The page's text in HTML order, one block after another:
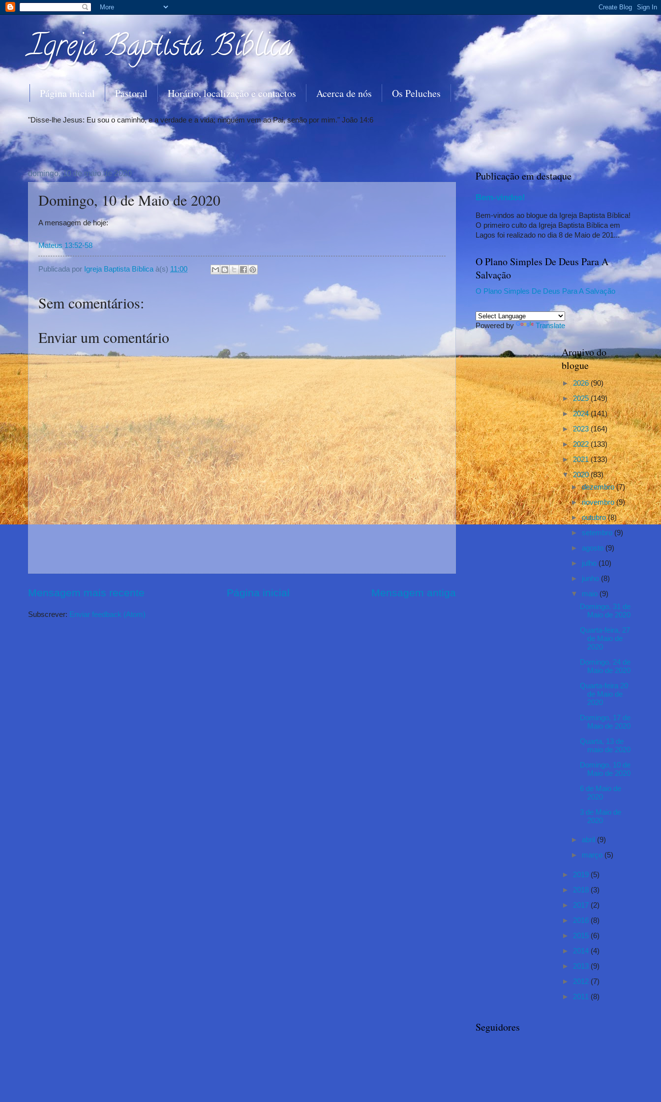
Igreja Baptista Bíblica
Página inicial Pastoral Horário, localização e contactos Acerca de nós Os Peluches
"Disse-lhe Jesus: Eu sou o caminho, e a verdade e a vida; ninguém vem ao Pai, senão por mim." João 14:6
domingo, 10 de maio de 2020
Domingo, 10 de Maio de 2020
A mensagem de hoje:
Mateus 13:52-58
Publicada por Igreja Baptista Bíblica à(s) 11:00
Sem comentários:
Enviar um comentário
Mensagem mais recente Mensagem antiga
Página inicial
Subscrever: Enviar feedback (Atom)
Publicação em destaque
Bem-vindos!
Bem-vindos ao blogue da Igreja Baptista Bíblica!
O primeiro culto da Igreja Baptista Bíblica em
Lagos foi realizado no dia 8 de Maio de 201...
O Plano Simples De Deus Para A
Salvação
O Plano Simples De Deus Para A Salvação
Powered by Translate
Arquivo do
blogue
►2026(90)
►2025(149)
►2024(141)
►2023(164)
►2022(133)
►2021(133)
▼2020(83)
►dezembro(7)
►novembro(9)
►outubro(8)
► setembro (9)
► agosto (9)
► julho (10)
► junho (8)
▼ maio (9)
Domingo, 31 de
Maio de 2020
Quarta-feira, 27
de Maio de
2020
Domingo, 24 de
Maio de 2020
Quarta-feira 20
de Maio de
2020
Domingo, 17 de
Maio de 2020
Quarta, 13 de
maio de 2020
Domingo, 10 de
Maio de 2020
6 de Maio de
2020
3 de Maio de
2020
► abril (9)
► março (5)
► 2019 (5)
► 2018 (3)
► 2017 (2)
► 2016 (8)
► 2015 (6)
► 2014 (4)
► 2013 (9)
► 2012 (7)
► 2011 (8)
Seguidores